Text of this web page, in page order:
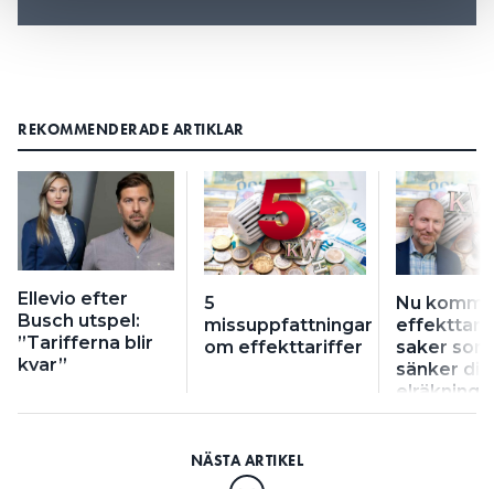
REKOMMENDERADE ARTIKLAR
Ellevio efter
Busch utspel:
”Tarifferna blir
kvar”
5
missuppfattningar
om effekttariffer
Nu
saker som
sänker din
elräkning